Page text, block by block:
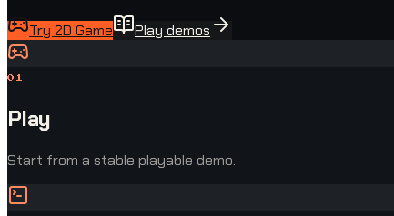
Try 2D Game Play demos
0 1
Play
Start from a stable playable demo.